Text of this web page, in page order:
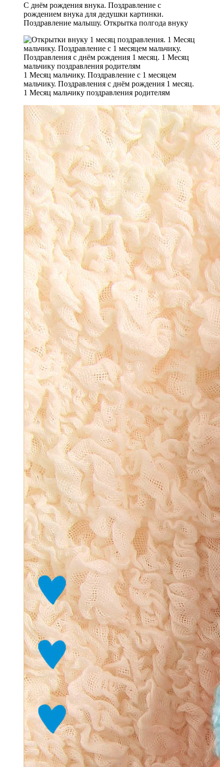
С днём рождения внука. Поздравление с
рождением внука для дедушки картинки.
Поздравление малышу. Открытка полгода внуку
1 Месяц мальчику. Поздравление с 1 месяцем
мальчику. Поздравления с днём рождения 1 месяц.
1 Месяц мальчику поздравления родителям